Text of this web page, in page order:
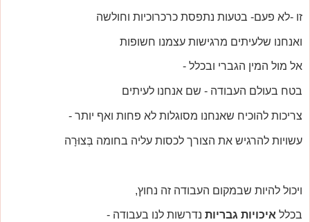
זו -לא פעם- בטעות נתפסת כרכרוכיות וחולשה
ואנחנו שלעיתים מרגישות עצמנו חשופות
אל מול המין הגברי ובכלל -
בטח בעולם העבודה - שם אנחנו לעיתים
צריכות להוכיח שאנחנו מסוגלות לא פחות ואף יותר -
עשויות להרגיש את הצורך לכסות עליה בחומה בְּצוּרָה
ויכול להיות שבמקום העבודה זה נחוץ,
בכלל איכויות גבריות נדרשות לנו בעבודה -